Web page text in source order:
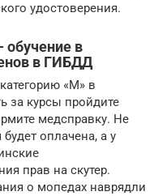
удостоверения.
обучение в
в ГИБДД
«М» в
за курсы пройдите
медсправку. Не
оплачена, а у
прав на скутер.
о мопедах наврядли